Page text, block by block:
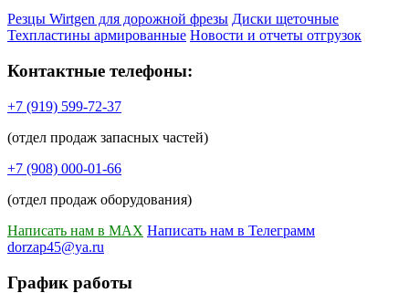
Резцы Wirtgen для дорожной фрезы Диски щеточные
Техпластины армированные Новости и отчеты отгрузок
Контактные телефоны:
+7 (919) 599-72-37
(отдел продаж запасных частей)
+7 (908) 000-01-66
(отдел продаж оборудования)
Написать нам в MAX Написать нам в Телеграмм
dorzap45@ya.ru
График работы